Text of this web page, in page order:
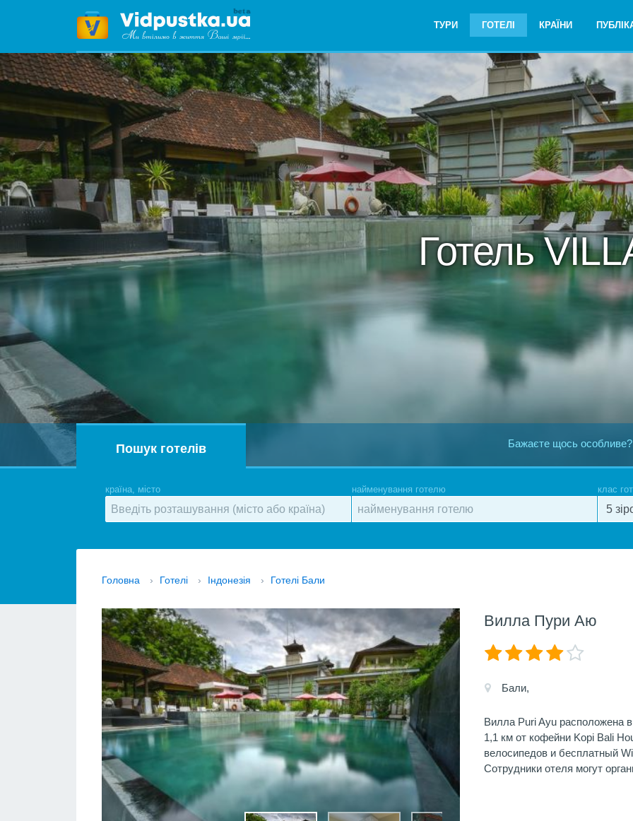
ТУРИ ГОТЕЛІ КРАЇНИ
Готель
Бажаєте щось
Пошук готелів
країна, місто найменування готелю клас
Головна › Готелі › Індонезія › Готелі Бали
Вилла Пури Аю
Бали,
Вилла Puri Ayu расположена
1,1 км от кофейни Kopi Bali
велосипедов и бесплатный
Сотрудники отеля могут